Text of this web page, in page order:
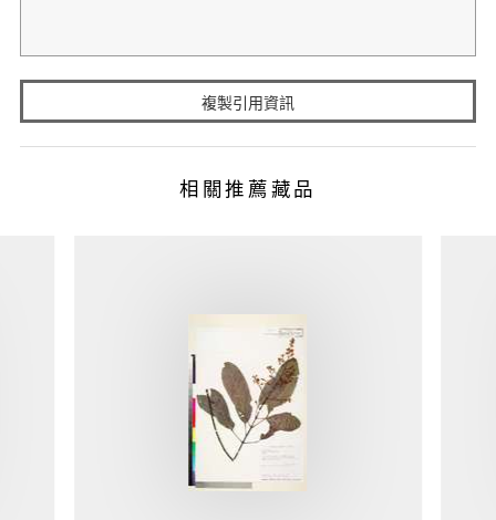
複製引用資訊
相關推薦藏品